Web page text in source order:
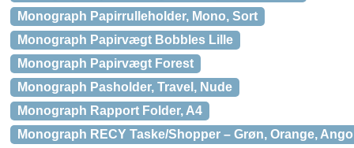
Monograph Papirrulleholder, Mono, Sort
Monograph Papirvægt Bobbles Lille
Monograph Papirvægt Forest
Monograph Pasholder, Travel, Nude
Monograph Rapport Folder, A4
Monograph RECY Taske/Shopper – Grøn, Orange,